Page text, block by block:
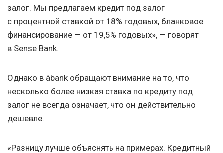
залог. Мы предлагаем кредит под залог
с процентной ставкой от 18% годовых, бланковое
финансирование — от 19,5% годовых», — говорят
в Sense Bank.
Однако в àbank обращают внимание на то, что
несколько более низкая ставка по кредиту под
залог не всегда означает, что он действительно
дешевле.
«Разницу лучше объяснять на примерах. Кредитный